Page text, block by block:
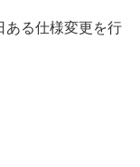
ある仕様変更を行